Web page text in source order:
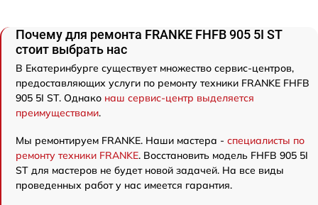
Почему для ремонта FRANKE FHFB 905 5I ST
стоит выбрать нас
В Екатеринбурге существует множество сервис-центров,
предоставляющих услуги по ремонту техники FRANKE FHFB
905 5I ST. Однако наш сервис-центр выделяется
преимуществами.
Мы ремонтируем FRANKE. Наши мастера - специалисты по
ремонту техники FRANKE. Восстановить модель FHFB 905 5I
ST для мастеров не будет новой задачей. На все виды
проведенных работ у нас имеется гарантия.